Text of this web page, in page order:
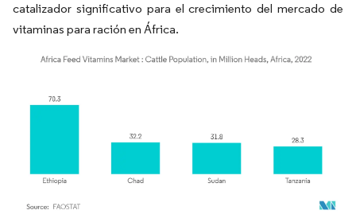
catalizador significativo para el crecimiento del mercado de
vitaminas para ración en África.